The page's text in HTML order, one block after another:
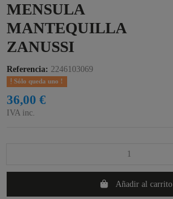
MENSULA
MANTEQUILLA
ZANUSSI
Referencia: 2246103069
Sólo queda uno !
36,00 €
IVA inc.
Añadir al carrito